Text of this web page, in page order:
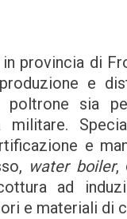
in provincia di
e
sia
e
water boiler,
ad
e materiali di